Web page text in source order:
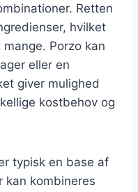
Retten
hvilket
Porzo kan
eller en
giver mulighed
kostbehov og
typisk en base af
kan kombineres